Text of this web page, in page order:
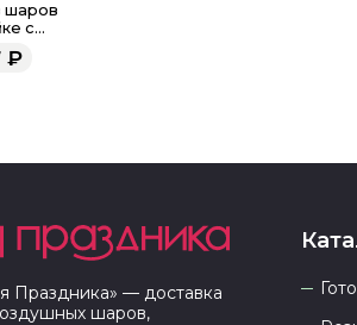
шаров
с
₽
Праздника» — доставка
шаров,